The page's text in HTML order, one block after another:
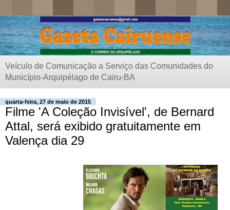
Veículo de Comunicação a Serviço das Comunidades do
Município-Arquipélago de Cairu-BA
quarta-feira, 27 de maio de 2015
Filme 'A Coleção Invisível', de Bernard
Attal, será exibido gratuitamente em
Valença dia 29